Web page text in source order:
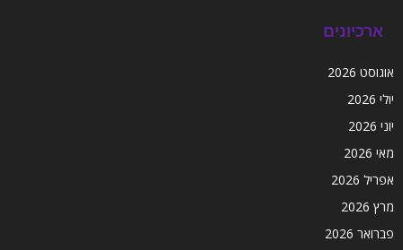
ארכיונים
אוגוסט 2026
יולי 2026
יוני 2026
מאי 2026
אפריל 2026
מרץ 2026
פברואר 2026